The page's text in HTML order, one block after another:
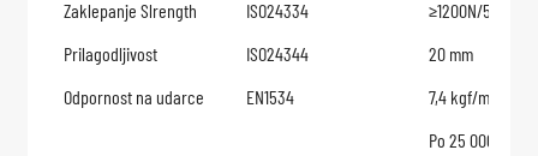
Zaklepanje Slrength ISO24334
≥1200N/50m
Prilagodljivost
ISO24344
20 mm
Odpornost na udarce
EN1534 7,4 kgf/mm³
Po 25 000 ciklih